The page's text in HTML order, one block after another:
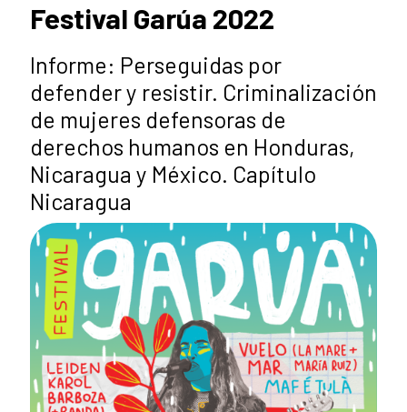
Festival Garúa 2022
Informe: Perseguidas por
defender y resistir. Criminalización
de mujeres defensoras de
derechos humanos en Honduras,
Nicaragua y México. Capítulo
Nicaragua